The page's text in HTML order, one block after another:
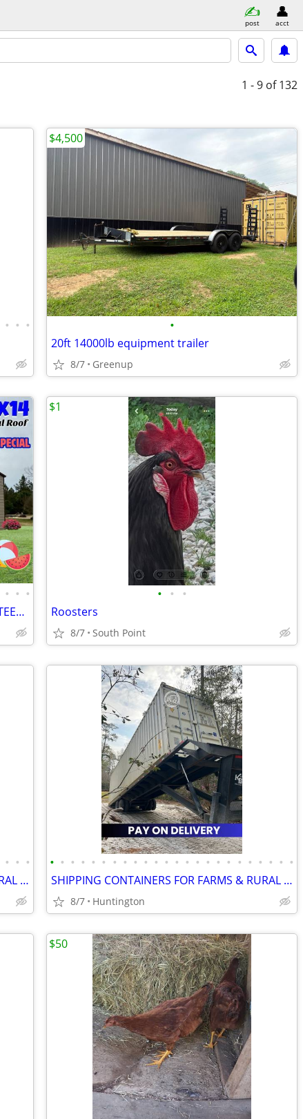
post acct
1 - 9 of 132
• • • •
20ft 14000lb equipment trailer
8/7 Greenup
$4,500
• • •
METAL BUILDINGS CARPORT RV COVER STEEL GARAGE METAL BUILDING POLE BARN
• • •
Roosters
8/7 South Point
$1
• • •
SHIPPING CONTAINERS FOR FARMS & RURAL PROPERTIES 502-281-0418
• • • • • • • • • • • • • • • • • • • • • • • •
SHIPPING CONTAINERS FOR FARMS & RURAL PROPERTIES 681-381-3206
8/7 Huntington
$50